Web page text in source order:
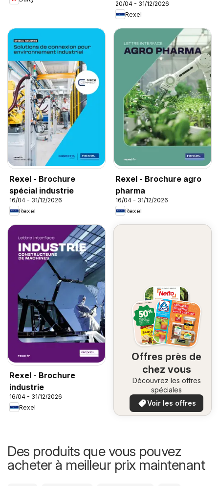
20/04 - 31/12/2026
Rexel
Rexel - Brochure
spécial industrie
16/04 - 31/12/2026
Rexel
Rexel - Brochure agro
pharma
16/04 - 31/12/2026
Rexel
Rexel - Brochure
industrie
16/04 - 31/12/2026
Rexel
Offres près de
chez vous
Découvrez les offres
spéciales
Voir les offres
Des produits que vous pouvez
acheter à meilleur prix maintenant